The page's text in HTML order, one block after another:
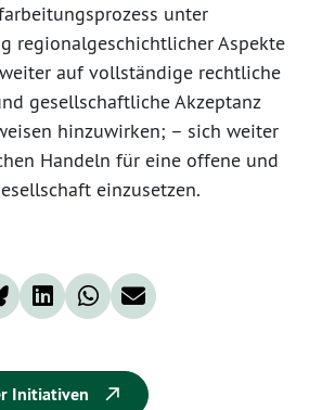
unter
regionalgeschichtlicher Aspekte
auf vollständige rechtliche
gesellschaftliche Akzeptanz
hinzuwirken; – sich weiter
Handeln für eine offene und
einzusetzen.
Initiativen